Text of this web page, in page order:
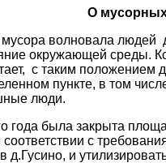
О
волновала людей
окружающей среды.
с таким
пункте, в том
люди.
года была закрыта
с
и